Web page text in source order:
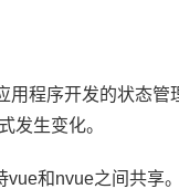
用程序开发的状态
发生变化。
vue和nvue之间共享